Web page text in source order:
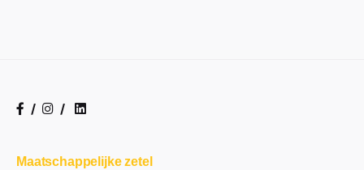
/ /
Maatschappelijke zetel